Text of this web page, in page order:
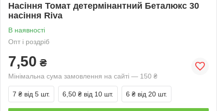
Насіння Томат детермінантний Беталюкс 30
насіння Riva
В наявності
Опт і роздріб
7,50 ₴
Мінімальна сума замовлення на сайті — 150 ₴
7 ₴ від 5 шт. 6,50 ₴ від 10 шт. 6 ₴ від 20 шт.